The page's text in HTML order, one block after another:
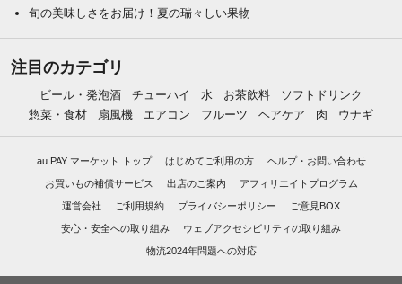
旬の美味しさをお届け！夏の瑞々しい果物
注目のカテゴリ
ビール・発泡酒 チューハイ 水 お茶飲料
ソフトドリンク
惣菜・食材
扇風機 エアコン フルーツ ヘアケア 肉 ウナギ
au PAY マーケット トップ はじめてご利用の方 ヘルプ・お問い合わせ
お買いもの補償サービス 出店のご案内 アフィリエイトプログラム
運営会社 ご利用規約 プライバシーポリシー ご意見BOX
安心・安全への取り組み ウェブアクセシビリティの取り組み
物流2024年問題への対応